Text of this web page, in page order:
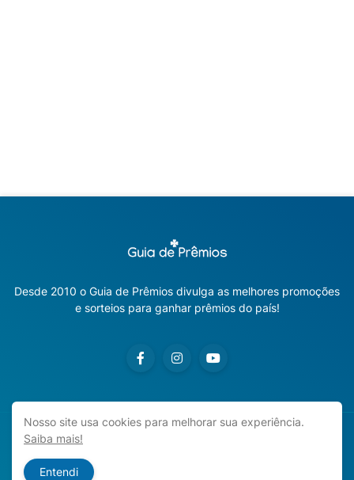
Desde 2010 o Guia de Prêmios divulga as melhores promoções
e sorteios para ganhar prêmios do país!
Copyright ©
Nosso site usa cookies para melhorar sua experiência.
Saiba mais!
Entendi